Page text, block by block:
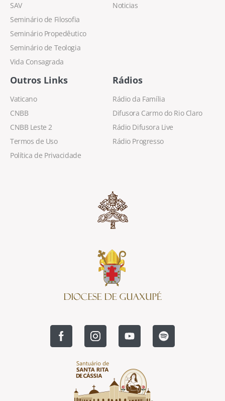
SAV
Seminário de Filosofia
Seminário Propedêutico
Seminário de Teologia
Vida Consagrada
Noticias
Outros Links
Vaticano
CNBB
CNBB Leste 2
Termos de Uso
Política de Privacidade
Rádios
Rádio da Família
Difusora Carmo do Rio Claro
Rádio Difusora Live
Rádio Progresso